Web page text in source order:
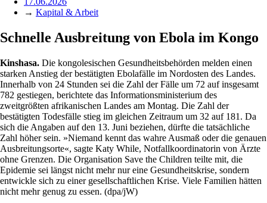
→ Kapital & Arbeit
Schnelle Ausbreitung von Ebola im Kongo
Kinshasa. Die kongolesischen Gesundheitsbehörden melden einen
starken Anstieg der bestätigten Ebolafälle im Nordosten des Landes.
Innerhalb von 24 Stunden sei die Zahl der Fälle um 72 auf insgesamt
782 gestiegen, berichtete das Informationsministerium des
zweitgrößten afrikanischen Landes am Montag. Die Zahl der
bestätigten Todesfälle stieg im gleichen Zeitraum um 32 auf 181. Da
sich die Angaben auf den 13. Juni beziehen, dürfte die tatsächliche
Zahl höher sein. »Niemand kennt das wahre Ausmaß oder die genauen
Ausbreitungsorte«, sagte Katy While, Notfallkoordinatorin von Ärzte
ohne Grenzen. Die Organisation Save the Children teilte mit, die
Epidemie sei längst nicht mehr nur eine Gesundheitskrise, sondern
entwickle sich zu einer gesellschaftlichen Krise. Viele Familien hätten
nicht mehr genug zu essen. (dpa/jW)